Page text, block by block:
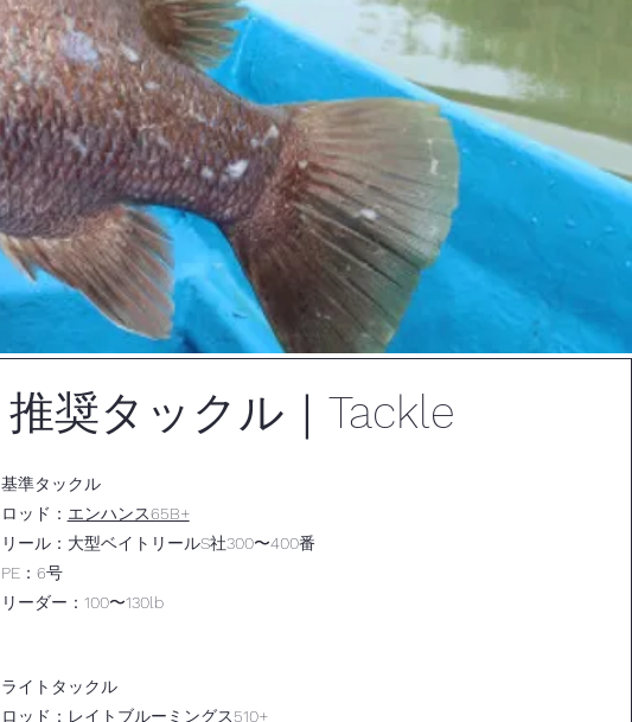
推奨タックル｜Tackle
基準タックル
​ロッド： エンハンス65B+
リール：大型ベイトリールS社300〜400番
PE：6号
​リーダー：100〜130lb
ライトタックル
​ロッド： レイトブルーミングス510+